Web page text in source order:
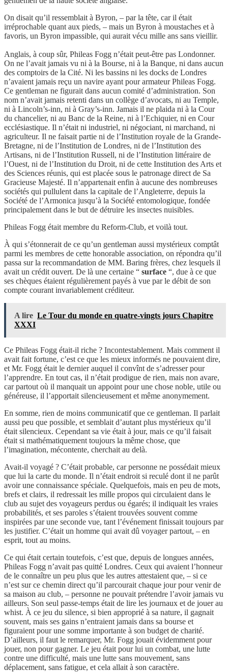
On disait qu’il ressemblait à Byron, – par la tête, car il était
irréprochable quant aux pieds, – mais un Byron à moustaches et à
favoris, un Byron impassible, qui aurait vécu mille ans sans vieillir.
Anglais, à coup sûr, Phileas Fogg n’était peut-être pas Londonner.
On ne l’avait jamais vu ni à la Bourse, ni à la Banque, ni dans aucun
des comptoirs de la Cité. Ni les bassins ni les docks de Londres
n’avaient jamais reçu un navire ayant pour armateur Phileas Fogg.
Ce gentleman ne figurait dans aucun comité d’administration. Son
nom n’avait jamais retenti dans un collège d’avocats, ni au Temple,
ni à Lincoln’s-inn, ni à Gray’s-inn. Jamais il ne plaida ni à la Cour
du chancelier, ni au Banc de la Reine, ni à l’Echiquier, ni en Cour
ecclésiastique. Il n’était ni industriel, ni négociant, ni marchand, ni
agriculteur. Il ne faisait partie ni de l’Institution royale de la Grande-
Bretagne, ni de l’Institution de Londres, ni de l’Institution des
Artisans, ni de l’Institution Russell, ni de l’Institution littéraire de
l’Ouest, ni de l’Institution du Droit, ni de cette Institution des Arts et
des Sciences réunis, qui est placée sous le patronage direct de Sa
Gracieuse Majesté. Il n’appartenait enfin à aucune des nombreuses
sociétés qui pullulent dans la capitale de l’Angleterre, depuis la
Société de l’Armonica jusqu’à la Société entomologique, fondée
principalement dans le but de détruire les insectes nuisibles.
Phileas Fogg était membre du Reform-Club, et voilà tout.
À qui s’étonnerait de ce qu’un gentleman aussi mystérieux comptât
parmi les membres de cette honorable association, on répondra qu’il
passa sur la recommandation de MM. Baring frères, chez lesquels il
avait un crédit ouvert. De là une certaine “ surface “, due à ce que
ses chèques étaient régulièrement payés à vue par le débit de son
compte courant invariablement créditeur.
A lire Le Tour du monde en quatre-vingts jours Chapitre
XXXI
Ce Phileas Fogg était-il riche ? Incontestablement. Mais comment il
avait fait fortune, c’est ce que les mieux informés ne pouvaient dire,
et Mr. Fogg était le dernier auquel il convînt de s’adresser pour
l’apprendre. En tout cas, il n’était prodigue de rien, mais non avare,
car partout où il manquait un appoint pour une chose noble, utile ou
généreuse, il l’apportait silencieusement et même anonymement.
En somme, rien de moins communicatif que ce gentleman. Il parlait
aussi peu que possible, et semblait d’autant plus mystérieux qu’il
était silencieux. Cependant sa vie était à jour, mais ce qu’il faisait
était si mathématiquement toujours la même chose, que
l’imagination, mécontente, cherchait au delà.
Avait-il voyagé ? C’était probable, car personne ne possédait mieux
que lui la carte du monde. Il n’était endroit si reculé dont il ne parût
avoir une connaissance spéciale. Quelquefois, mais en peu de mots,
brefs et clairs, il redressait les mille propos qui circulaient dans le
club au sujet des voyageurs perdus ou égarés; il indiquait les vraies
probabilités, et ses paroles s’étaient trouvées souvent comme
inspirées par une seconde vue, tant l’événement finissait toujours par
les justifier. C’était un homme qui avait dû voyager partout, – en
esprit, tout au moins.
Ce qui était certain toutefois, c’est que, depuis de longues années,
Phileas Fogg n’avait pas quitté Londres. Ceux qui avaient l’honneur
de le connaître un peu plus que les autres attestaient que, – si ce
n’est sur ce chemin direct qu’il parcourait chaque jour pour venir de
sa maison au club, – personne ne pouvait prétendre l’avoir jamais vu
ailleurs. Son seul passe-temps était de lire les journaux et de jouer au
whist. À ce jeu du silence, si bien approprié à sa nature, il gagnait
souvent, mais ses gains n’entraient jamais dans sa bourse et
figuraient pour une somme importante à son budget de charité.
D’ailleurs, il faut le remarquer, Mr. Fogg jouait évidemment pour
jouer, non pour gagner. Le jeu était pour lui un combat, une lutte
contre une difficulté, mais une lutte sans mouvement, sans
déplacement, sans fatigue, et cela allait à son caractère.